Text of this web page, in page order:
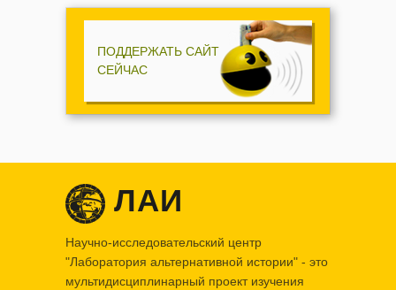
ПОДДЕРЖАТЬ САЙТ
СЕЙЧАС
ЛАИ
Научно-исследовательский центр
"Лаборатория альтернативной истории" - это
мультидисциплинарный проект изучения